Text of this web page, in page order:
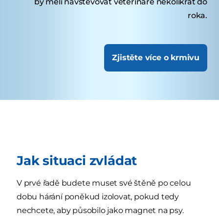
roka.
Zjistěte více o krmivu
Jak situaci zvládat
V prvé řadě budete muset své štěně po celou
dobu hárání poněkud izolovat, pokud tedy
nechcete, aby působilo jako magnet na psy.